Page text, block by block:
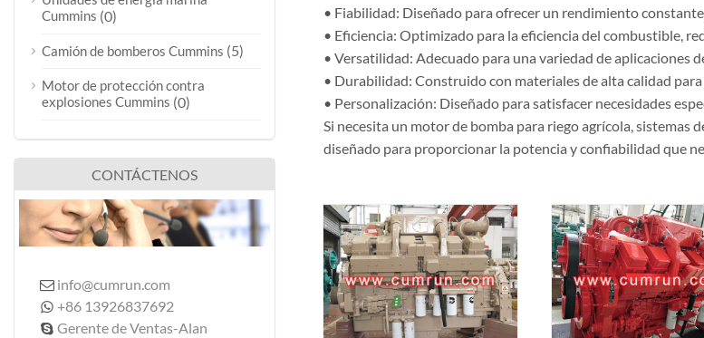
• Fiabilidad: Diseñado para ofrecer un rendimiento
• Eficiencia: Optimizado para la eficiencia del combustible,
• Versatilidad: Adecuado para una variedad de aplicaciones
• Durabilidad: Construido con materiales de alta calidad
• Personalización: Diseñado para satisfacer necesidades
Si necesita un motor de bomba para riego agrícola, sistemas
diseñado para proporcionar la potencia y confiabilidad que
Cummins (0)
Camión de bomberos Cummins (5)
Motor de protección contra
explosiones Cummins (0)
CONTÁCTENOS
 info@cumrun.com
 +86 13926837692
 Gerente de Ventas-Alan